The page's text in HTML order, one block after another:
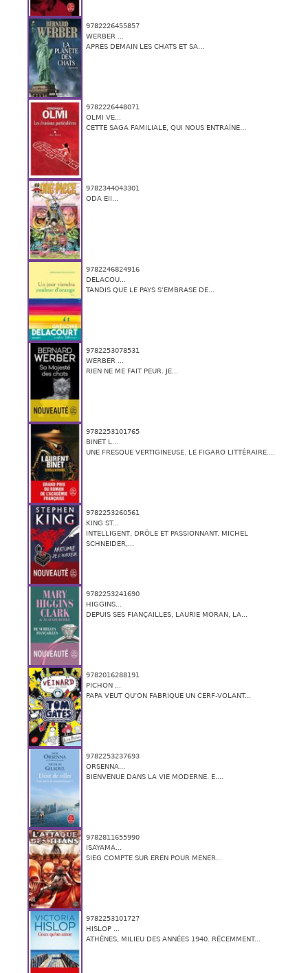
9782226455857
WERBER ...
APRÈS DEMAIN LES CHATS ET SA...
9782226448071
OLMI VE...
CETTE SAGA FAMILIALE, QUI NOUS ENTRAÎNE...
9782344043301
ODA EII...
9782246824916
DELACOU...
TANDIS QUE LE PAYS S’EMBRASE DE...
9782253078531
WERBER ...
RIEN NE ME FAIT PEUR. JE...
9782253101765
BINET L...
UNE FRESQUE VERTIGINEUSE. LE FIGARO LITTÉRAIRE....
9782253260561
KING ST...
INTELLIGENT, DRÔLE ET PASSIONNANT. MICHEL
SCHNEIDER,...
9782253241690
HIGGINS...
DEPUIS SES FIANÇAILLES, LAURIE MORAN, LA...
9782016288191
PICHON ...
PAPA VEUT QU’ON FABRIQUE UN CERF-VOLANT...
9782253237693
ORSENNA...
BIENVENUE DANS LA VIE MODERNE. E....
9782811655990
ISAYAMA...
SIEG COMPTE SUR EREN POUR MENER...
9782253101727
HISLOP ...
ATHÈNES, MILIEU DES ANNÉES 1940. RÉCEMMENT...